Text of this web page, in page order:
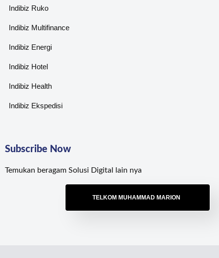
Indibiz Ruko
Indibiz Multifinance
Indibiz Energi
Indibiz Hotel
Indibiz Health
Indibiz Ekspedisi
Subscribe Now
Temukan beragam Solusi Digital lain nya
TELKOM MUHAMMAD MARION